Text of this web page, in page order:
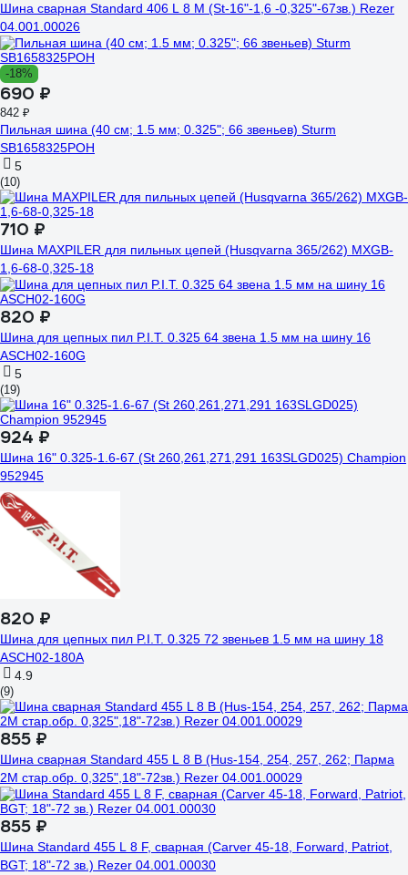
Шина сварная Standard 406 L 8 M (St-16"-1,6 -0,325"-67зв.) Rezer
04.001.00026
-18%
690 ₽
842 ₽
Пильная шина (40 см; 1.5 мм; 0.325"; 66 звеньев) Sturm
SB1658325POH
5
(10)
710 ₽
Шина MAXPILER для пильных цепей (Husqvarna 365/262) MXGB-
1,6-68-0,325-18
820 ₽
Шина для цепных пил P.I.T. 0.325 64 звена 1.5 мм на шину 16
ASCH02-160G
5
(19)
924 ₽
Шина 16" 0.325-1.6-67 (St 260,261,271,291 163SLGD025) Champion
952945
820 ₽
Шина для цепных пил P.I.T. 0.325 72 звеньев 1.5 мм на шину 18
ASCH02-180A
4.9
(9)
855 ₽
Шина сварная Standard 455 L 8 B (Hus-154, 254, 257, 262; Парма
2М стар.обр. 0,325",18"-72зв.) Rezer 04.001.00029
855 ₽
Шина Standard 455 L 8 F, сварная (Carver 45-18, Forward, Patriot,
BGT; 18"-72 зв.) Rezer 04.001.00030